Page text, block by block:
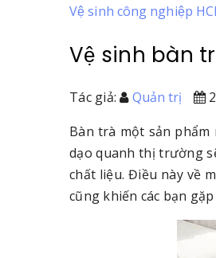
Vệ sinh công nghiệp
Vệ sinh bàn
Tác giả: Quản trị
Bàn trà một sản
dạo quanh thị trường
chất liệu. Điều này về
cũng khiến các bạn